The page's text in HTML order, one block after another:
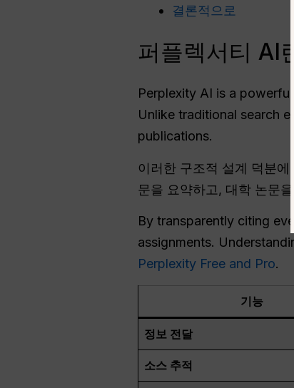
결론적으로
퍼플렉서티 AI
Perplexity AI is a
Unlike traditional search
publications.
이러한 구조적 설계 덕분
문을 요약하고, 대학 논문
By transparently citing
assignments.
Perplexity Free and Pro.
기능
정보 전달
소스 추적